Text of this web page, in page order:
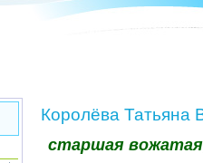
Королёва Татьяна
старшая